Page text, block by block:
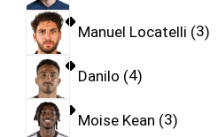
Manuel Locatelli 3
Danilo 4
Moise Kean 3